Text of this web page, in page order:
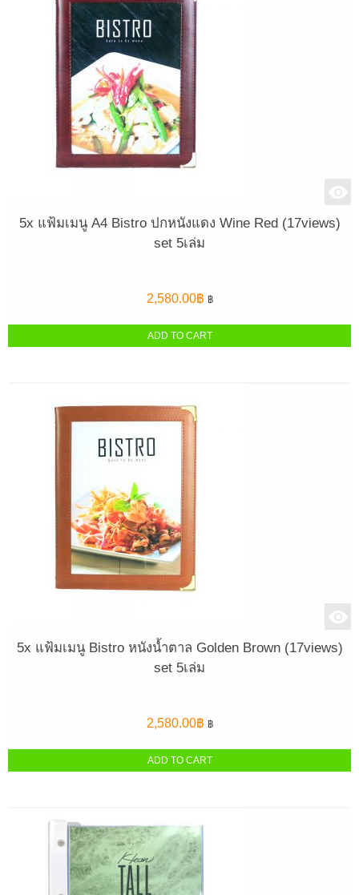
5x แฟ้มเมนู A4 Bistro ปกหนังแดง Wine Red (17views)
set 5เล่ม
2,580.00฿ ฿
ADD TO CART
5x แฟ้มเมนู Bistro หนังน้ำตาล Golden Brown (17views)
set 5เล่ม
2,580.00฿ ฿
ADD TO CART